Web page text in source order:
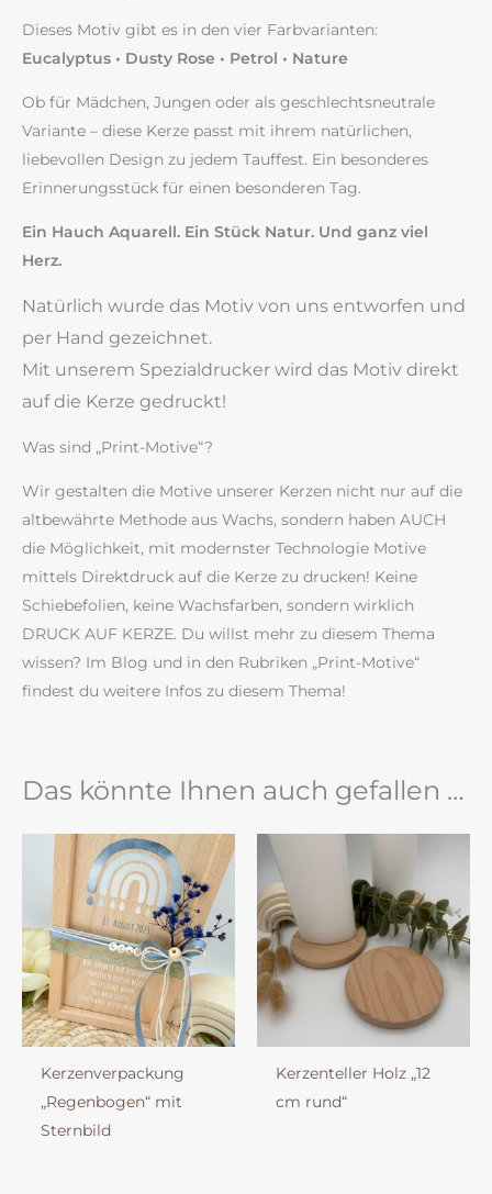
Dieses Motiv gibt es in den vier Farbvarianten:
Eucalyptus • Dusty Rose • Petrol • Nature
Ob für Mädchen, Jungen oder als geschlechtsneutrale
Variante – diese Kerze passt mit ihrem natürlichen,
liebevollen Design zu jedem Tauffest. Ein besonderes
Erinnerungsstück für einen besonderen Tag.
Ein Hauch Aquarell. Ein Stück Natur. Und ganz viel
Herz.
Natürlich wurde das Motiv von uns entworfen und
per Hand gezeichnet.
Mit unserem Spezialdrucker wird das Motiv direkt
auf die Kerze gedruckt!
Was sind „Print-Motive“?
Wir gestalten die Motive unserer Kerzen nicht nur auf die
altbewährte Methode aus Wachs, sondern haben AUCH
die Möglichkeit, mit modernster Technologie Motive
mittels Direktdruck auf die Kerze zu drucken! Keine
Schiebefolien, keine Wachsfarben, sondern wirklich
DRUCK AUF KERZE. Du willst mehr zu diesem Thema
wissen? Im Blog und in den Rubriken „Print-Motive“
findest du weitere Infos zu diesem Thema!
Das könnte Ihnen auch gefallen …
Kerzenverpackung
„Regenbogen“ mit
Sternbild
Kerzenteller Holz „12
cm rund“